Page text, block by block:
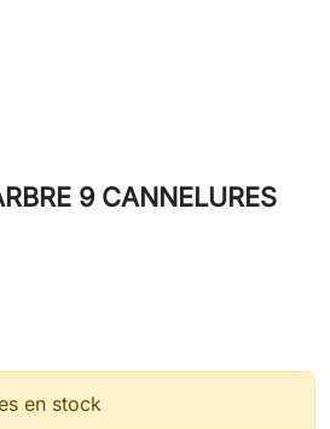
9 CANNELURES
en stock